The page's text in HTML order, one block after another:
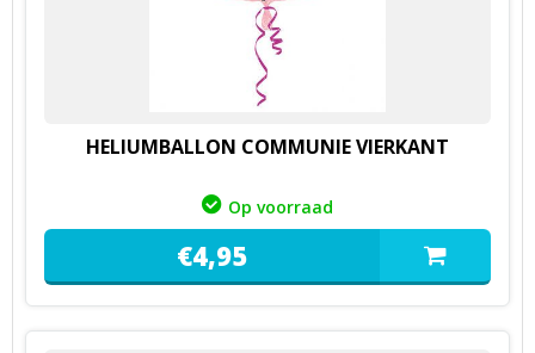
HELIUMBALLON COMMUNIE VIERKANT
Op voorraad
€4,95